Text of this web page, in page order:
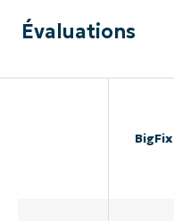
Évaluations
BigFix